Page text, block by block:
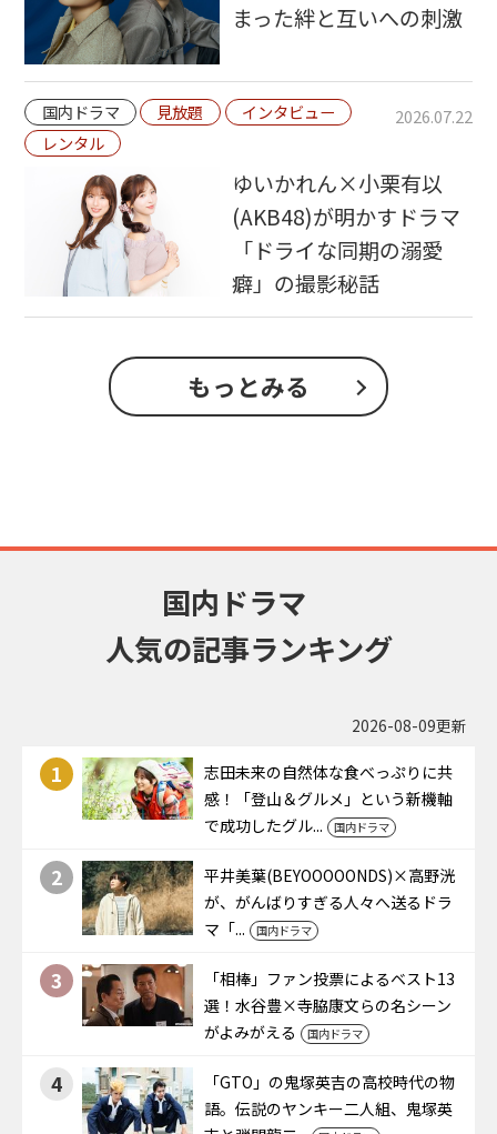
まった絆と互いへの刺激
国内ドラマ 見放題
インタビュー
レンタル
2026.07.22
ゆいかれん×小栗有以
(AKB48)が明かすドラマ
「ドライな同期の溺愛
癖」の撮影秘話
もっとみる
国内ドラマ
人気の記事ランキング
2026-08-09更新
1
志田未来の自然体な食べっぷりに共
感！「登山＆グルメ」という新機軸
で成功したグル...
国内ドラマ
2
平井美葉(BEYOOOOONDS)×高野洸
が、がんばりすぎる人々へ送るドラ
マ「...
国内ドラマ
3
「相棒」ファン投票によるベスト13
選！水谷豊×寺脇康文らの名シーン
がよみがえる
国内ドラマ
4
「GTO」の鬼塚英吉の高校時代の物
語。伝説のヤンキー二人組、鬼塚英